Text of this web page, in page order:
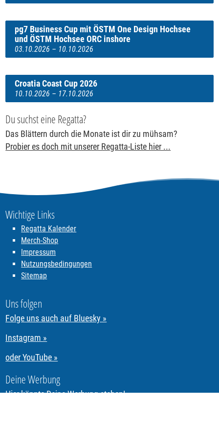
pg7 Business Cup mit ÖSTM One Design Hochsee
und ÖSTM Hochsee ORC inshore
03.10.2026 – 10.10.2026
Croatia Coast Cup 2026
10.10.2026 – 17.10.2026
Du suchst eine Regatta?
Das Blättern durch die Monate ist dir zu mühsam?
Probier es doch mit unserer Regatta-Liste hier ...
Wichtige Links
Regatta Kalender
Merch-Shop
Impressum
Nutzungsbedingungen
Sitemap
Uns folgen
Folge uns auch auf Bluesky »
Instagram »
oder YouTube »
Deine Werbung
Hier könnte Deine Werbung stehen!